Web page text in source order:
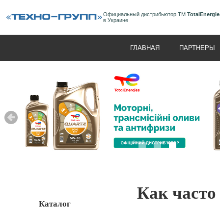
Официальный дистрибьютор ТМ
в Украине
ГЛАВНАЯ ПАРТНЕРЫ
Каталог
Как